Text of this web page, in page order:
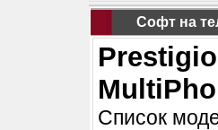
Софт на
Prestigio
Список